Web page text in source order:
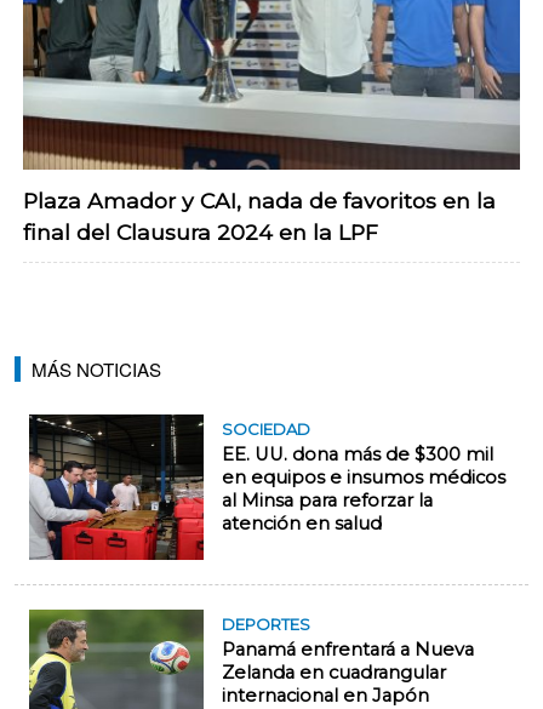
Plaza Amador y CAI, nada de favoritos en la
final del Clausura 2024 en la LPF
MÁS NOTICIAS
SOCIEDAD
EE. UU. dona más de $300 mil
en equipos e insumos médicos
al Minsa para reforzar la
atención en salud
DEPORTES
Panamá enfrentará a Nueva
Zelanda en cuadrangular
internacional en Japón